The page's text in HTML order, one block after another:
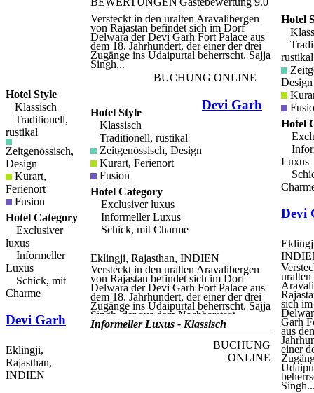
Speisesaal als auch im Freien im
spektakulären Innenhof genießen
können. gäste können auch die indoor-
badminton-plätze, den snooker-tisch, das
indoor-fitnessstudio, den schwimmbad
und den beheizten jacuzzi nutzen. Das
Deogarh Mahal verfügt über fünfzig
Zimmer und Suiten, die alle individuell
des Palastes angepasst sind. Die Zimmer
sind klimatisiert und verfügen über eine
Reihe moderner Annehmlichkeiten,
darunter eine Minibar,
Teezubereitungsmöglichkeiten und
Safes.
Hotel Style
Klassisch
Traditionell,
rustikal
Zeitgenössisch,
Design
Kurart,
Ferienort
Fusion
Hotel Category
Exclusiver
luxus
Informeller
Luxus
Schick, mit
Charme
Devi Garh
Eklingji,
Rajasthan,
INDIEN
Versteckt in den uralten Aravalibergen
von Rajastan befindet sich im Dorf
Delwara der Devi Garh Fort Palace aus
dem 18. Jahrhundert, der einer der drei
Zugänge ins Udaipurtal beherrscht. Sajja
Singh...
BUCHUNG ONLINE
Hotel Style
Klassisch
Traditionell, rustikal
Zeitgenössisch, Design
Kurart, Ferienort
Fusion
Hotel Category
Exclusiver luxus
Informeller Luxus
Schick, mit Charme
Devi Garh
Eklingji, Rajasthan, INDIEN
Versteckt in den uralten Aravalibergen
von Rajastan befindet sich im Dorf
Delwara der Devi Garh Fort Palace aus
dem 18. Jahrhundert, der einer der drei
Zugänge ins Udaipurtal beherrscht. Sajja
Singh, der aus dem Nachbarstaat
Gujarat stammte, erhielt dieses
strategisch wichtige Fürstentum in
Anerkennung für seine Kühnheit und
Treue zum Maharana Pratap in der
Schlacht von Haldighati (1576) gegen
Informeller Luxus - Klassisch
BUCHUNG
ONLINE
Hotel
rustikal
Design
Hotel
Luxus
Devi
uralten
sich
Garh
aus
einer